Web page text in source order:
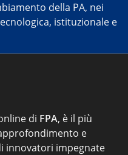
della PA, nei
istituzionale e
di FPA, è il più
e
innovatori impegnate